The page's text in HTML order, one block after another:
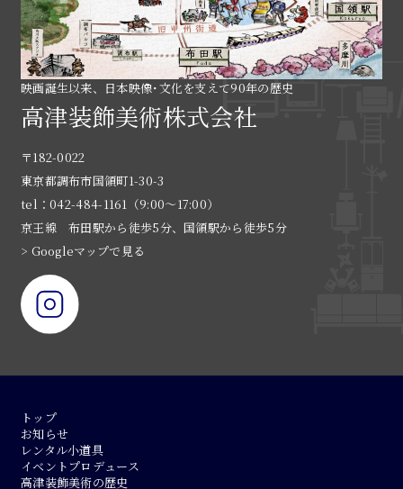
映画誕生以来、日本映像･文化を支えて90年の歴史
高津装飾美術株式会社
〒182-0022
東京都調布市国領町1-30-3
tel：042-484-1161（9:00〜17:00）
京王線 布田駅から徒歩5分、国領駅から徒歩5分
> Googleマップで見る
トップ
お知らせ
レンタル小道具
イベントプロデュース
高津装飾美術の歴史